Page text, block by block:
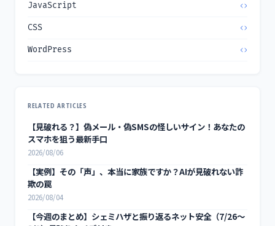
JavaScript
CSS
WordPress
RELATED ARTICLES
【見破れる？】偽メール・偽SMSの怪しいサイン！あなたの
スマホを狙う最新手口
2026/08/06
【実例】その「声」、本当に家族ですか？AIが見破れない詐
欺の罠
2026/08/04
【今週のまとめ】シェミハザと振り返るネット安全（7/26〜